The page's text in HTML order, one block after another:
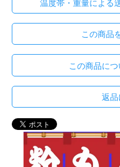
温度帯・重量による
この商品
この商品に
返品